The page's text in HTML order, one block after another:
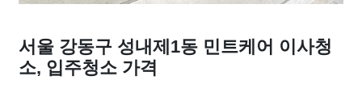
서울 강동구 성내제1동 민트케어 이사청
소, 입주청소 가격